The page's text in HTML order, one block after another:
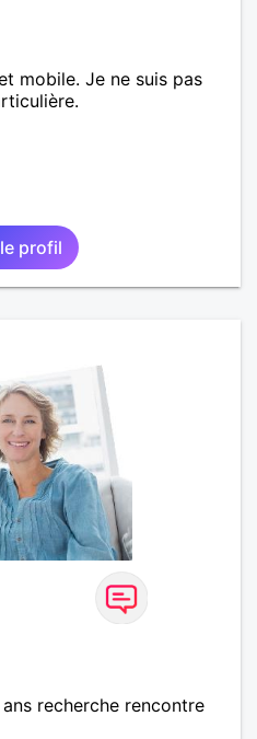
mobile. Je ne suis pas
profil
recherche rencontre